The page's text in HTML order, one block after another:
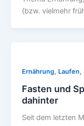
(bzw. vielmehr
Ernährung, Laufen,
Fasten und
dahinter
Seit dem letzten